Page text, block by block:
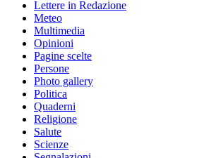
Lettere in Redazione
Meteo
Multimedia
Opinioni
Pagine scelte
Persone
Photo gallery
Politica
Quaderni
Religione
Salute
Scienze